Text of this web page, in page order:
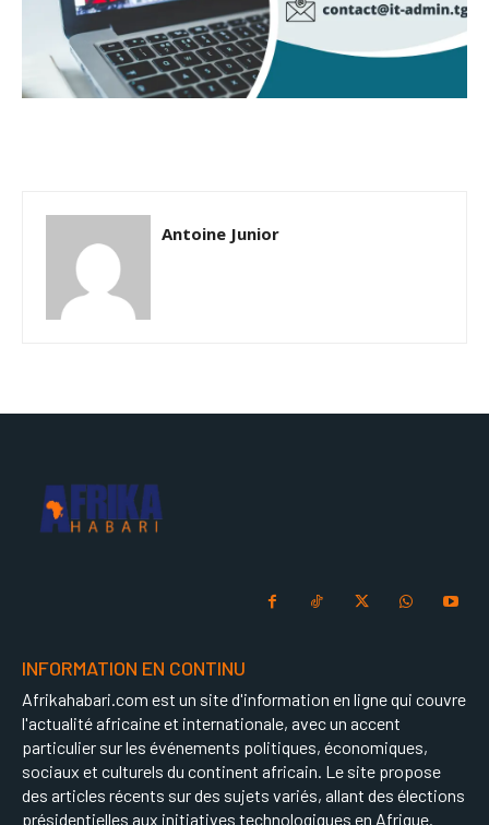
Antoine Junior
INFORMATION EN CONTINU
Afrikahabari.com est un site d'information en ligne qui couvre
l'actualité africaine et internationale, avec un accent
particulier sur les événements politiques, économiques,
sociaux et culturels du continent africain. Le site propose
des articles récents sur des sujets variés, allant des élections
présidentielles aux initiatives technologiques en Afrique.